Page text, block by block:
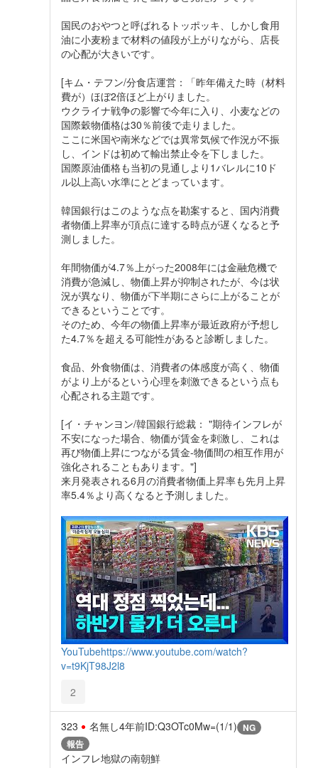
国民のおやつと呼ばれるトッポッキ、しかし食用
油に小麦粉まで材料の値段が上がりながら、店長
の心配が大きいです。
[キム・テフン/分食店運営：「昨年備えた時（材料
費が）ほぼ2倍ほど上がりました。
ウクライナ戦争の影響で今年に入り、小麦などの
国際穀物価格は30％前後で走りました。
ここに米国や南米などでは異常気候で作況が不振
し、インドは初めて輸出禁止令を下しました。
国際原油価格も当初の見通しより1バレルに10ド
ル以上高い水準にとどまっています。
韓国銀行はこのような点を勘案すると、国内消費
者物価上昇率が頂点に達する時点が遅くなると予
測しました。
年間物価が4.7％上がった2008年には金融危機で
消費が急減し、物価上昇が抑制されたが、今は状
況が異なり、物価が下半期にさらに上がることが
できるということです。
そのため、今年の物価上昇率が最近政府が予想し
た4.7％を超える可能性があると診断しました。
食品、外食物価は、消費者の体感度が高く、物価
がより上がるという心理を刺激できるという点も
心配される主題です。
[イ・チャンヨン/韓国銀行総裁： "期待インフレが
不安になった場合、物価が賃金を刺激し、これは
再び物価上昇につながる賃金-物価間の相互作用が
強化されることもあります。"]
来月発表される6月の消費者物価上昇率も先月上昇
率5.4％より高くなると予測しました。
YouTubehttps://www.youtube.com/watch?
v=t9KjT98J2l8
2
323 名無し4年前ID:Q3OTc0Mw=(1/1) NG
報告
インフレ地獄の南朝鮮